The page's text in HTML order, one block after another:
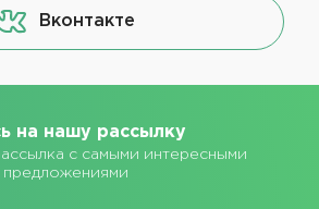
Вконтакте
на нашу рассылку
с самыми интересными
предложениями